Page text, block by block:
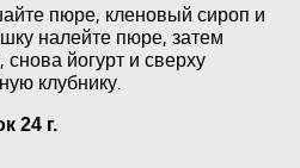
пюре, кленовый сироп и
налейте пюре, затем
йогурт и сверху
клубнику.
24 г.